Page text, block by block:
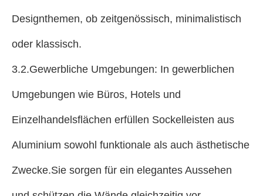
Designthemen, ob zeitgenössisch, minimalistisch
oder klassisch.
3.2.Gewerbliche Umgebungen: In gewerblichen
Umgebungen wie Büros, Hotels und
Einzelhandelsflächen erfüllen Sockelleisten aus
Aluminium sowohl funktionale als auch ästhetische
Zwecke.Sie sorgen für ein elegantes Aussehen